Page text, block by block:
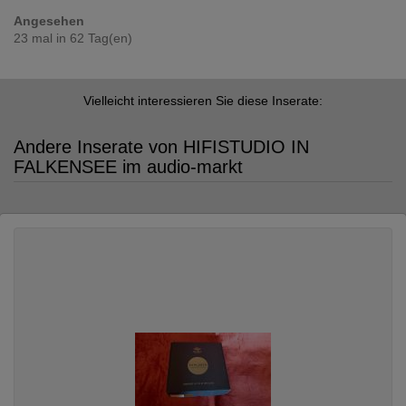
Angesehen
23 mal in 62 Tag(en)
Vielleicht interessieren Sie diese Inserate:
Andere Inserate von HIFISTUDIO IN
FALKENSEE im audio-markt